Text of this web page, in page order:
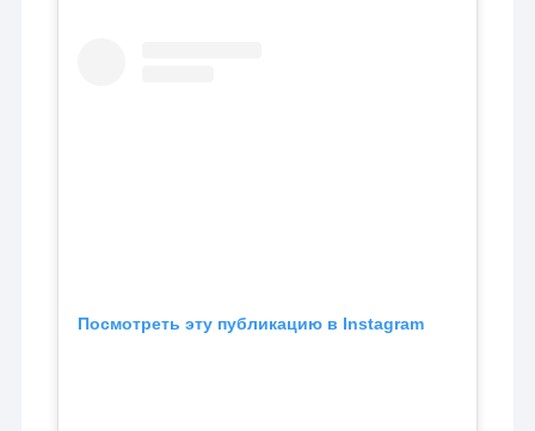
Посмотреть эту публикацию в Instagram